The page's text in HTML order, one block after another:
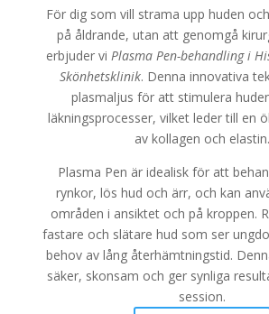
För dig som vill strama upp huden
på åldrande, utan att genomgå
erbjuder vi Plasma Pen-behandling i
Skönhetsklinik. Denna innovativa
plasmaljus för att stimulera
läkningsprocesser, vilket leder till en
av kollagen och elastin.
Plasma Pen är idealisk för att
rynkor, lös hud och ärr, och kan
områden i ansiktet och på kroppen.
fastare och slätare hud som ser
behov av lång återhämtningstid.
säker, skonsam och ger synliga
session.